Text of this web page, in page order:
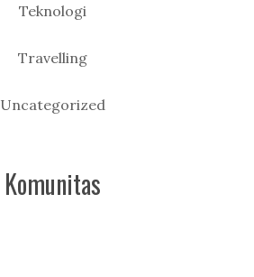
Teknologi
Travelling
Uncategorized
Komunitas